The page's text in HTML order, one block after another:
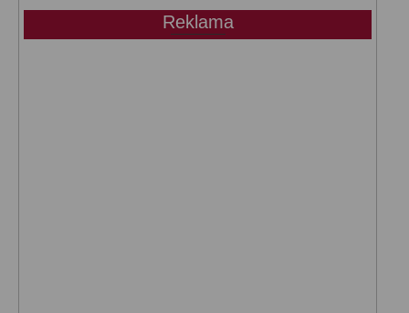
Reklama